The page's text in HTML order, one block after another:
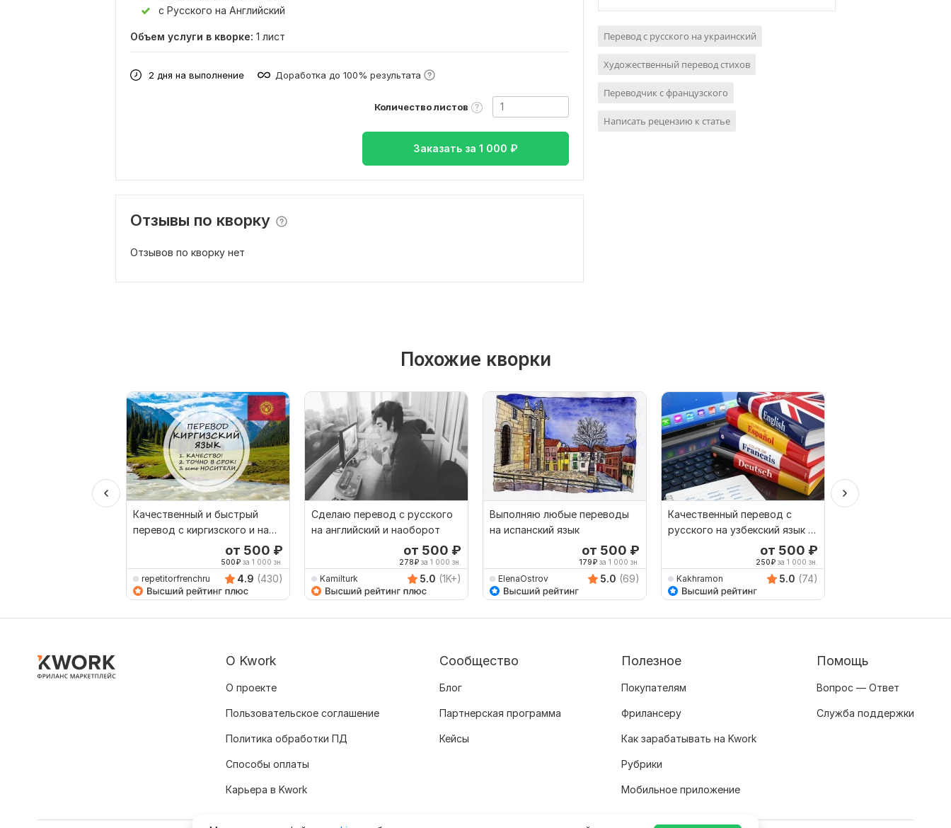
с Русского на Английский
Объем услуги в кворке: 1 лист
2 дня на выполнение Доработка до 100% результата
Количество листов
Заказать за 1 000 ₽
Отзывы по кворку
Отзывов по кворку нет
Перевод с русского на украинский
Художественный перевод стихов
Переводчик с французского
Написать рецензию к статье
Похожие кворки
Качественный и быстрый
перевод с киргизского и на
от 500 ₽
500₽ за 1 000 зн.
repetitorfrenchru 4.9 (430)
Сделаю перевод с русского
на английский и наоборот
от 500 ₽
278₽ за 1 000 зн.
Kamilturk 5.0 (1K+)
Выполняю любые переводы
на испанский язык
от 500 ₽
179₽ за 1 000 зн.
ElenaOstrov 5.0 (69)
Качественный перевод с
русского на узбекский язык и
от 500 ₽
250₽ за 1 000 зн.
Kakhramon 5.0 (74)
О Kwork
О проекте
Пользовательское соглашение
Политика обработки ПД
Способы оплаты
Карьера в Kwork
Сообщество
Блог
Партнерская программа
Кейсы
Полезное
Покупателям
Фрилансеру
Как зарабатывать на Kwork
Рубрики
Мобильное приложение
Помощь
Вопрос — Ответ
Служба поддержки